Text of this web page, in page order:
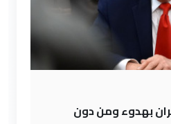
بهدوء ومن دون